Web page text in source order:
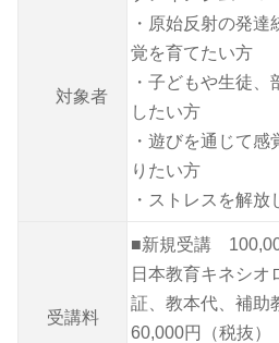
対象者
・原始反射の発
覚を育てたい方
・子どもや生徒
したい方
・遊びを通じて
りたい方
・ストレスを解
受講料
■新規受講
日本教育キネシオ
証、教本代、補
60,000円（税抜）